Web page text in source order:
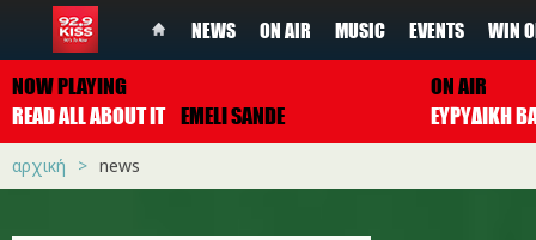
NEWS ON AIR MUSIC EVENTS WIN
NOW PLAYING
READ ALL ABOUT IT EMELI SANDE
ON AIR
ΕΥΡΥΔΙΚΗ
αρχική news